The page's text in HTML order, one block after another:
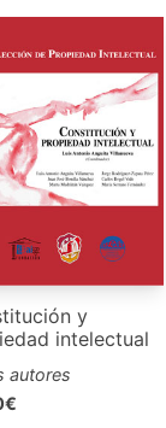
y
intelectual
autores